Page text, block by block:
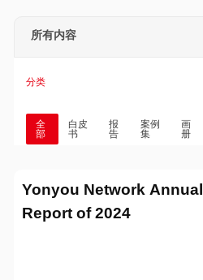
所有内容
分类
全
部
白皮
书
报
告
案例
集
画
册
Yonyou Network Annual
Report of 2024